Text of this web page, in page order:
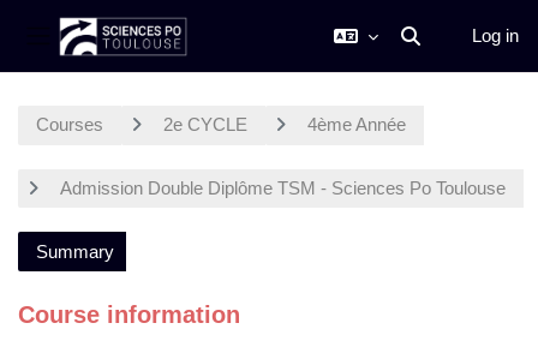
Side panel Toggle search
Log in
Courses 2e CYCLE 4ème Année
Admission Double Diplôme TSM - Sciences Po Toulouse
Summary
Course information